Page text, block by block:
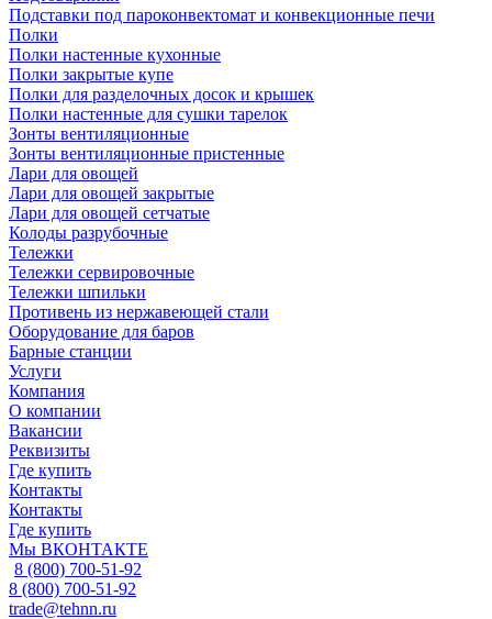
Подставки под пароконвектомат и конвекционные печи
Полки
Полки настенные кухонные
Полки закрытые купе
Полки для разделочных досок и крышек
Полки настенные для сушки тарелок
Зонты вентиляционные
Зонты вентиляционные пристенные
Лари для овощей
Лари для овощей закрытые
Лари для овощей сетчатые
Колоды разрубочные
Тележки
Тележки сервировочные
Тележки шпильки
Противень из нержавеющей стали
Оборудование для баров
Барные станции
Услуги
Компания
О компании
Вакансии
Реквизиты
Где купить
Контакты
Контакты
Где купить
Мы ВКОНТАКТЕ
8 (800) 700-51-92
8 (800) 700-51-92
trade@tehnn.ru